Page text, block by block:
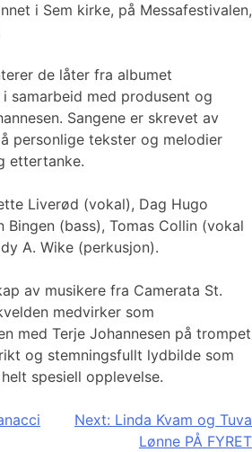
i Sem kirke, på Messafestivalen,
de låter fra albumet
samarbeid med produsent og
Sangene er skrevet av
personlige tekster og melodier
ettertanke.
Liverød (vokal), Dag Hugo
Bingen (bass), Tomas Collin (vokal
A. Wike (perkusjon).
av musikere fra Camerata St.
medvirker som
med Terje Johannesen på trompet
og stemningsfullt lydbilde som
spesiell opplevelse.
Next: Linda Kvam og Tuva
Lønne PÅ FYRET